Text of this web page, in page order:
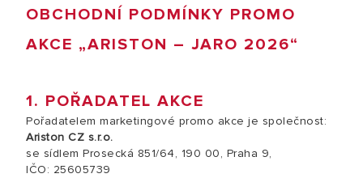
OBCHODNÍ PODMÍNKY PROMO
AKCE „ARISTON – JARO 2026“
1. POŘADATEL AKCE
Pořadatelem marketingové promo akce je společnost:
Ariston CZ s.r.o.
se sídlem Prosecká 851/64, 190 00, Praha 9,
IČO: 25605739